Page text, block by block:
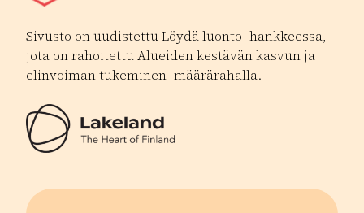
Sivusto on uudistettu Löydä luonto -hankkeessa,
jota on rahoitettu Alueiden kestävän kasvun ja
elinvoiman tukeminen -määrärahalla.